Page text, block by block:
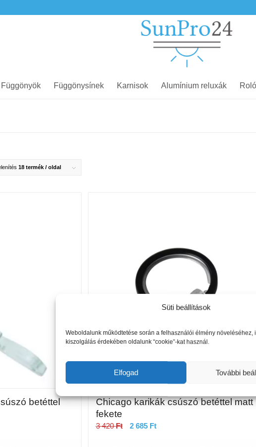
Süti beállítások
Weboldalunk működtetése során a felhasználói élmény növeléséhez,
kiszolgálás érdekében oldalunk “cookie”-kat használ.
Elfogad További
Függönysínek Karnisok Alumínium reluxák
18 termék / oldal
betéttel
Chicago karikák csúszó betéttel matt
fekete
3 420Ft
Original
2 685 FtCurrent